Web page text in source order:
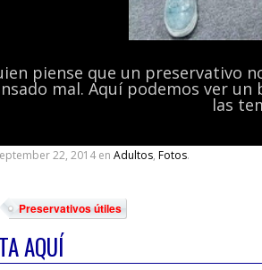
piense que un preservativo
mal. Aquí podemos ver
las
22, 2014 en Adultos, Fotos.
Preservativos útiles
AQUÍ